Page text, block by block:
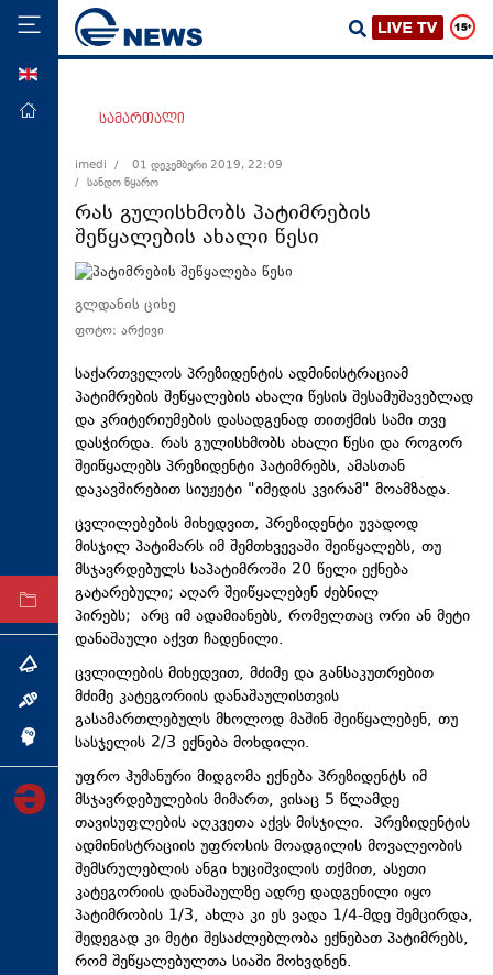
მთავარი
ეკონომიკა
მსოფლიო
სამართალი
თავდაცვა
რეგიონი
კულტურა
სპორტი
ტაბლოიდი
არქივი
ინტერვიუ
ინქვიზიცია
სამართალი
imedi /
01 დეკემბერი 2019, 22:09
/ სანდო წყარო
რას გულისხმობს პატიმრების
შეწყალების ახალი წესი
გლდანის ციხე
ფოტო: არქივი
საქართველოს პრეზიდენტის ადმინისტრაციამ
პატიმრების შეწყალების ახალი წესის შესამუშავებლად
და კრიტერიუმების დასადგენად თითქმის სამი თვე
დასჭირდა. რას გულისხმობს ახალი წესი და როგორ
შეიწყალებს პრეზიდენტი პატიმრებს, ამასთან
დაკავშირებით სიუჟეტი "იმედის კვირამ" მოამზადა.
ცვლილებების მიხედვით, პრეზიდენტი უვადოდ
მისჯილ პატიმარს იმ შემთხვევაში შეიწყალებს, თუ
მსჯავრდებულს საპატიმროში 20 წელი ექნება
გატარებული; აღარ შეიწყალებენ ძებნილ
პირებს; არც იმ ადამიანებს, რომელთაც ორი ან მეტი
დანაშაული აქვთ ჩადენილი.
ცვლილების მიხედვით, მძიმე და განსაკუთრებით
მძიმე კატეგორიის დანაშაულისთვის
გასამართლებულს მხოლოდ მაშინ შეიწყალებენ, თუ
სასჯელის 2/3 ექნება მოხდილი.
უფრო ჰუმანური მიდგომა ექნება პრეზიდენტს იმ
მსჯავრდებულების მიმართ, ვისაც 5 წლამდე
თავისუფლების აღკვეთა აქვს მისჯილი. პრეზიდენტის
ადმინისტრაციის უფროსის მოადგილის მოვალეობის
შემსრულებლის ანგი ხუციშვილის თქმით, ასეთი
კატეგორიის დანაშაულზე ადრე დადგენილი იყო
პატიმრობის 1/3, ახლა კი ეს ვადა 1/4-მდე შემცირდა,
შედეგად კი მეტი შესაძლებლობა ექნებათ პატიმრებს,
რომ შეწყალებულთა სიაში მოხვდნენ.